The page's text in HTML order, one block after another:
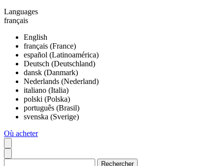
Languages
français
English
français (France)
español (Latinoamérica)
Deutsch (Deutschland)
dansk (Danmark)
Nederlands (Nederland)
italiano (Italia)
polski (Polska)
português (Brasil)
svenska (Sverige)
Où acheter